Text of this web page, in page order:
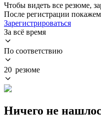
Чтобы видеть все резюме,
После регистрации
Зарегистрироваться
За всё время
По соответствию
20 резюме
Ничего не